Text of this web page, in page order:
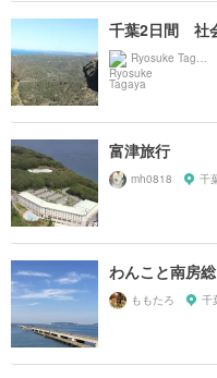
千葉2日間 社
Ryosuke Tagaya
富津旅行
mh0818 千
わんこと南房総
ももたろ 千